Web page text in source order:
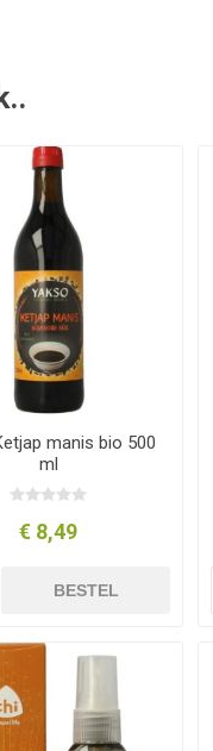
manis bio 500
ml
€ 8,49
BESTEL